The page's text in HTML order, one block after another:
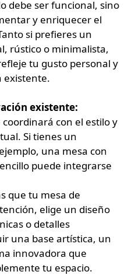
debe ser funcional, sino
y enriquecer el
si prefieres un
rústico o minimalista,
tu gusto personal y
existente.
existente:
con el estilo y
Si tienes un
una mesa con
puede integrarse
que tu mesa de
elige un diseño
o detalles
una base artística, un
innovadora que
tu espacio.